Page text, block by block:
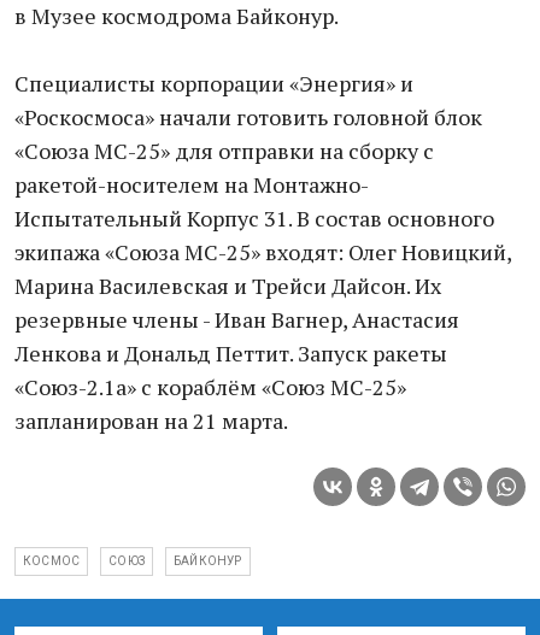
в Музее космодрома Байконур.
Специалисты корпорации «Энергия» и
«Роскосмоса» начали готовить головной блок
«Союза МС-25» для отправки на сборку с
ракетой-носителем на Монтажно-
Испытательный Корпус 31. В состав основного
экипажа «Союза МС-25» входят: Олег Новицкий,
Марина Василевская и Трейси Дайсон. Их
резервные члены - Иван Вагнер, Анастасия
Ленкова и Дональд Петтит. Запуск ракеты
«Союз-2.1а» с кораблём «Союз МС-25»
запланирован на 21 марта.
КОСМОС СОЮЗ БАЙКОНУР